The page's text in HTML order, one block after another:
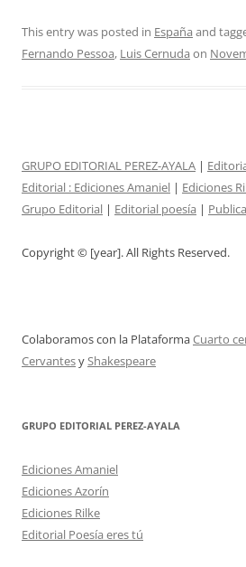
This entry was posted in España and
Fernando Pessoa, Luis Cernuda on
GRUPO EDITORIAL PEREZ-AYALA |
Editorial : Ediciones Amaniel | Ediciones
Grupo Editorial | Editorial poesía |
Copyright © [year]. All Rights Reserved.
Colaboramos con la PlataformaCuarto
CervantesyShakespeare
GRUPO EDITORIAL PEREZ-AYALA
Ediciones Amaniel
Ediciones Azorín
Ediciones Rilke
Editorial Poesía eres tú